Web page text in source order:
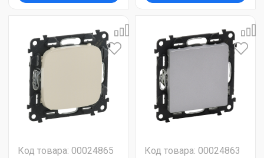
Код товара: 00024865
Код товара: 00024863